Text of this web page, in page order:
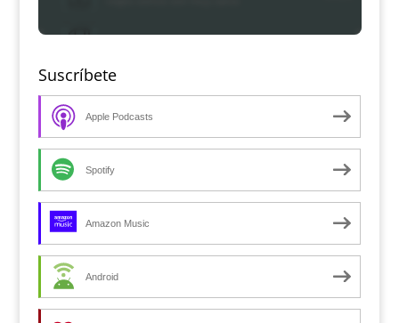
Suscríbete
Apple Podcasts
Spotify
Amazon Music
Android